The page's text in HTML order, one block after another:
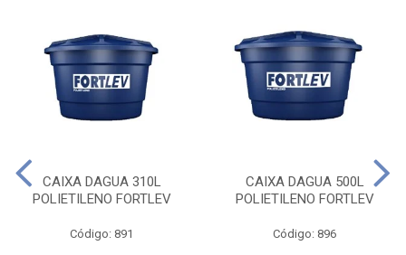
CAIXA DAGUA 310L
POLIETILENO FORTLEV
Código: 891
CAIXA DAGUA 500L
POLIETILENO FORTLEV
Código: 896